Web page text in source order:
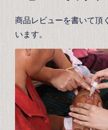
商品レビューを書いて頂
います。